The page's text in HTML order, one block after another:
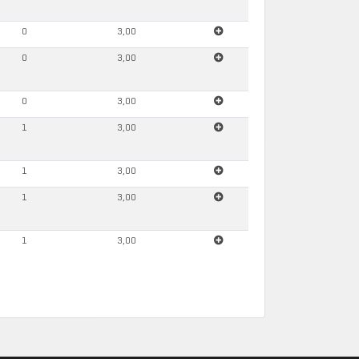
0 3,00
0 3,00
0 3,00
1 3,00
1 3,00
1 3,00
1 3,00